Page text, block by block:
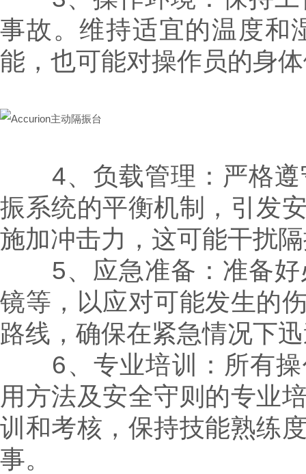
事故。维持适宜的温度和
能，也可能对操作员的身
4、负载管理：严格遵
振系统的平衡机制，引发
施加冲击力，这可能干扰
5、应急准备：准备好
镜等，以应对可能发生的
路线，确保在紧急情况下
6、专业培训：所有操
用方法及安全守则的专业
训和考核，保持技能熟练
事。